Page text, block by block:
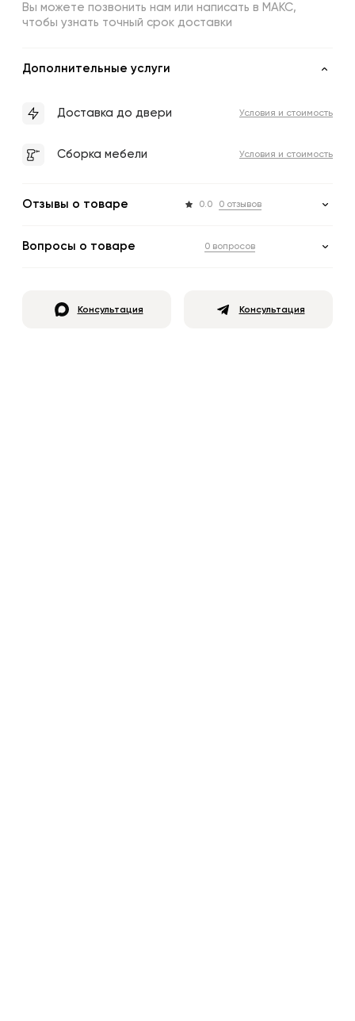
Вы можете позвонить нам или написать в МАКС,
чтобы узнать точный срок доставки
Дополнительные услуги
Доставка до двери Условия и стоимость
Сборка мебели Условия и стоимость
Отзывы о товаре 0.0 0 отзывов
Вопросы о товаре 0 вопросов
Консультация Консультация